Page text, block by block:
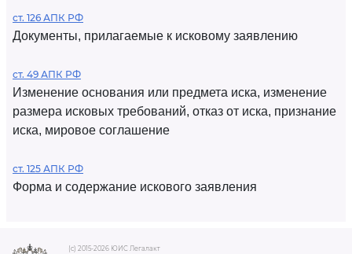
ст. 126 АПК РФ
Документы, прилагаемые к исковому заявлению
ст. 49 АПК РФ
Изменение основания или предмета иска, изменение
размера исковых требований, отказ от иска, признание
иска, мировое соглашение
ст. 125 АПК РФ
Форма и содержание искового заявления
(c) 2015-2026 ЮИС Легалакт